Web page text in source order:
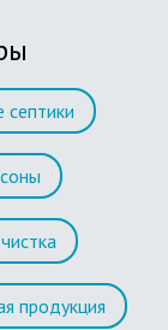
септики
продукция